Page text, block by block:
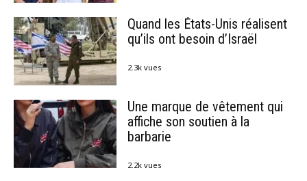
Quand les États-Unis réalisent
qu’ils ont besoin d’Israël
2.3k vues
Une marque de vêtement qui
affiche son soutien à la
barbarie
2.2k vues